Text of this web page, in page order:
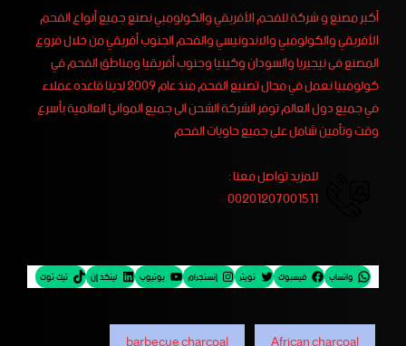
أكبر مصنع و شركة للفحم الأفريقي والكولومبي نصنع جميع أنواع الفحم
الأفريقي والكولومبي والاندونيسي والفحم الجنوب أفريقي من خلال فروع
المصنع فى نيجيريا والسودان وكينيا وجنوب أفريقيا ومناطق الفحم في
كولومبيا نعمل في مجال تصنيع الفحم منذ عام 2009 لدينا قاعده عملاء
في جميع دول العالم توفر الشركة الشحن الى جميع الموانئ العالمية بأسرع
وقت وتأمين شامل على جميع حاويات الفحم
للمزيد تواصل معنا :
00201207001511
واتساب فيسبوك تويتر إنستجرام يوتيوب لينكد إن تيك توك